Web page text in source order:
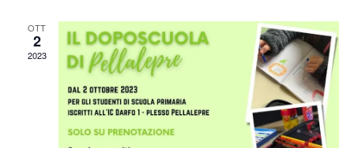
OTT
2
2023